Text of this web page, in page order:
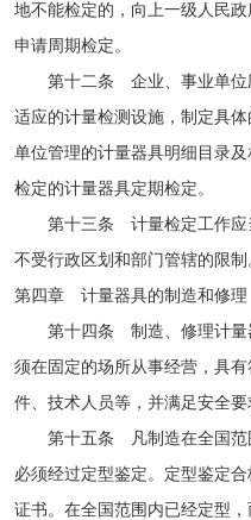
地不能检定的，向上一级人民
申请周期检定。
第十二条 企业、事业单位应
适应的计量检测设施，制定具
单位管理的计量器具明细目录
检定的计量器具定期检定。
第十三条 计量检定工作应当
不受行政区划和部门管辖的限制
第四章 计量器具的制造和修理
第十四条 制造、修理计量
须在固定的场所从事经营，具
件、技术人员等，并满足安全要
第十五条 凡制造在全国范围
必须经过定型鉴定。定型鉴定
证书。在全国范围内已经定型